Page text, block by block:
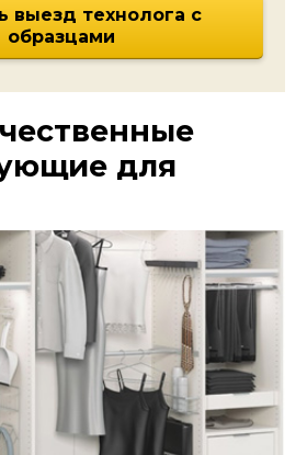
выезд технолога с
образцами
для